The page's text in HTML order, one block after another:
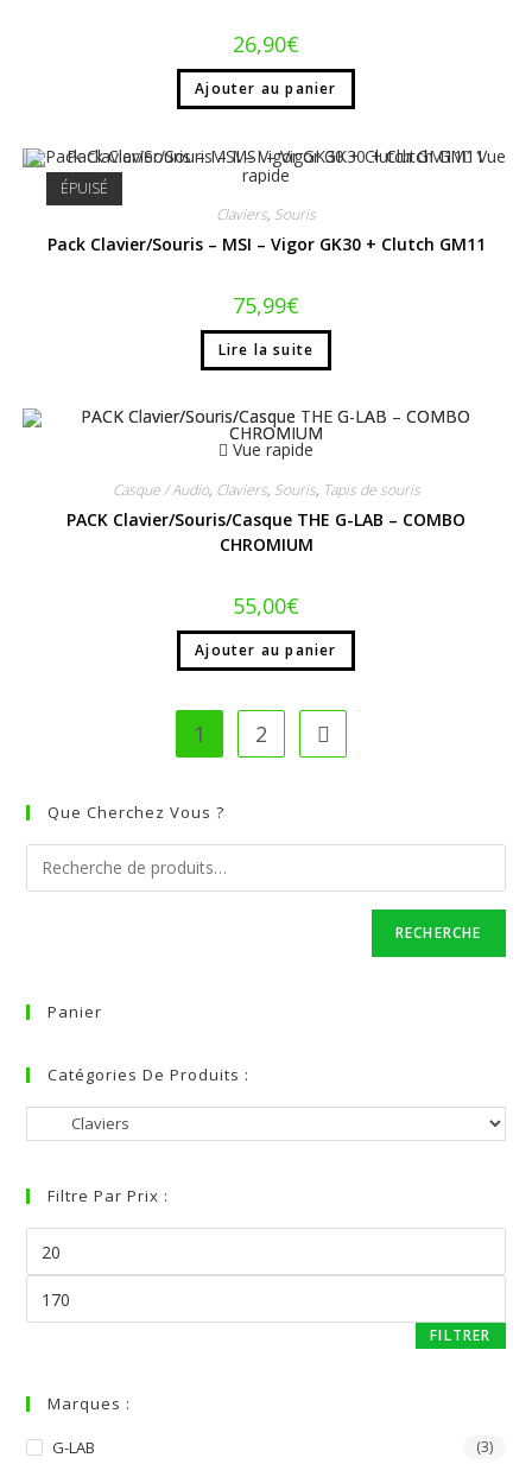
26,90€
Ajouter au panier
ÉPUISÉ
Vue
rapide
Claviers, Souris
Pack Clavier/Souris – MSI – Vigor GK30 + Clutch GM11
75,99€
Lire la suite
Vue rapide
Casque / Audio, Claviers, Souris, Tapis de souris
PACK Clavier/Souris/Casque THE G-LAB – COMBO
CHROMIUM
55,00€
Ajouter au panier
1 2
Que Cherchez Vous ?
RECHERCHE
Panier
Catégories De Produits :
Filtre Par Prix :
FILTRER
Marques :
G-LAB (3)